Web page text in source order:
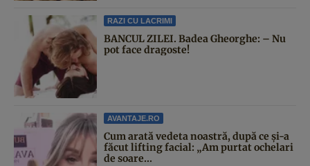
RAZI CU LACRIMI
BANCUL ZILEI. Badea Gheorghe: – Nu
pot face dragoste!
AVANTAJE.RO
Cum arată vedeta noastră, după ce și-a
făcut lifting facial: „Am purtat ochelari
de soare...